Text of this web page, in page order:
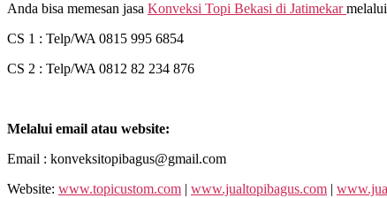
Anda bisa memesan jasa Konveksi Topi Bekasi di Jatimekar
CS 1 : Telp/WA 0815 995 6854
CS 2 : Telp/WA 0812 82 234 876
Melalui email atau website:
Email : konveksitopibagus@gmail.com
Website: www.topicustom.com | www.jualtopibagus.com |